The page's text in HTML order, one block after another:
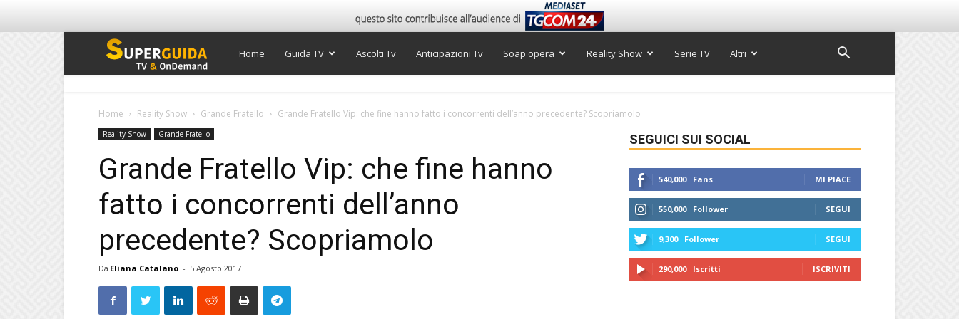
Super
Home Guida TV Ascolti Tv Anticipazioni Tv Soap opera Reality Show Serie TV Altri
Home Reality Show Grande Fratello Grande Fratello Vip: che fine hanno fatto i concorrenti dell’anno precedente? Scopriamolo
Reality Show Grande Fratello
Grande Fratello Vip: che fine hanno
fatto i concorrenti dell’anno
precedente? Scopriamolo
Da Eliana Catalano - 5 Agosto 2017
SEGUICI SUI SOCIAL
540,000 Fans MI PIACE
550,000 Follower SEGUI
9,300 Follower SEGUI
290,000 Iscritti ISCRIVITI